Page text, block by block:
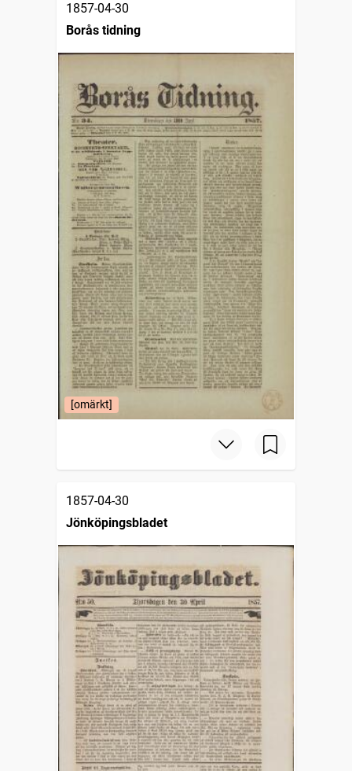
1857-04-30
Borås tidning
[omärkt]
1857-04-30
Jönköpingsbladet